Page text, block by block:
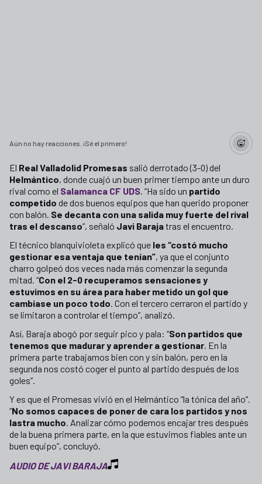
Aún no hay reacciones. ¡Sé el primero!
El Real Valladolid Promesas salió derrotado (3-0) del
Helmántico, donde cuajó un buen primer tiempo ante un duro
rival como el Salamanca CF UDS. “Ha sido un partido
competido de dos buenos equipos que han querido proponer
con balón. Se decanta con una salida muy fuerte del rival
tras el descanso”, señaló Javi Barajatras el encuentro.
El técnico blanquivioleta explicó que les “costó mucho
gestionar esa ventaja que tenían”, ya que el conjunto
charro golpeó dos veces nada más comenzar la segunda
mitad. “Con el 2-0 recuperamos sensaciones y
estuvimos en su área para haber metido un gol que
cambiase un poco todo. Con el tercero cerraron el partido y
se limitaron a controlar el tiempo”, analizó.
Así, Baraja abogó por seguir pico y pala: “Son partidos que
tenemos que madurar y aprender a gestionar. En la
primera parte trabajamos bien con y sin balón, pero en la
segunda nos costó coger el punto al partido después de los
goles”.
Y es que el Promesas vivió en el Helmántico “la tónica del año”.
“No somos capaces de poner de cara los partidos y nos
lastra mucho. Analizar cómo podemos encajar tres después
de la buena primera parte, en la que estuvimos fiables ante un
buen equipo”, concluyó.
AUDIO DE JAVI BARAJA